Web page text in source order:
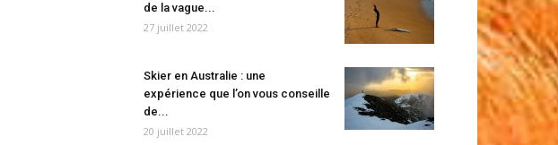
de la vague...
27 juillet 2022
Skier en Australie : une
expérience que l’on vous conseille
de...
20 juillet 2022